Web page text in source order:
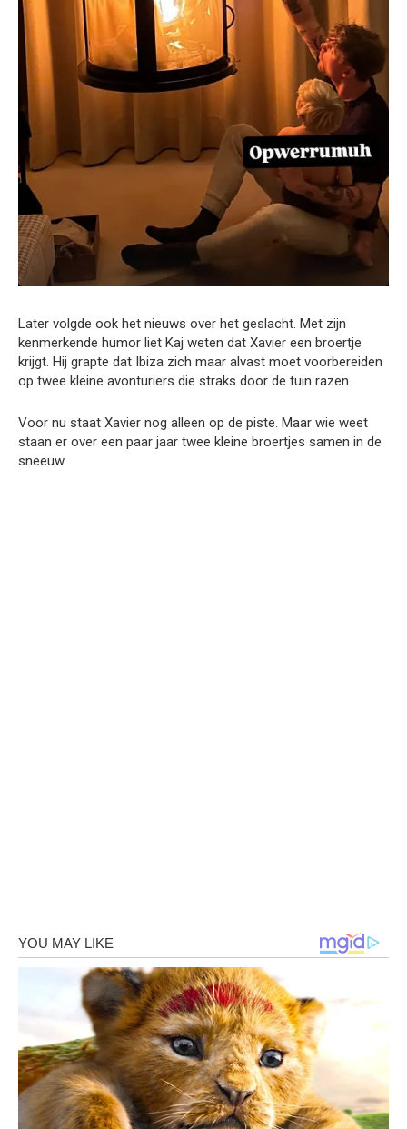
Later volgde ook het nieuws over het geslacht. Met zijn
kenmerkende humor liet Kaj weten dat Xavier een broertje
krijgt. Hij grapte dat Ibiza zich maar alvast moet voorbereiden
op twee kleine avonturiers die straks door de tuin razen.
Voor nu staat Xavier nog alleen op de piste. Maar wie weet
staan er over een paar jaar twee kleine broertjes samen in de
sneeuw.